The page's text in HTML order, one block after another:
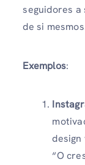
seguidores a
de si
Exemplos:
“O